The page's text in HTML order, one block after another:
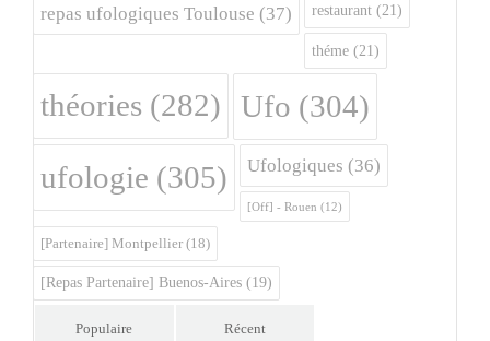
repas ufologiques Toulouse (37) restaurant (21)
théme (21)
théories (282) Ufo (304)
ufologie (305) Ufologiques (36)
[Off] - Rouen (12)
[Partenaire] Montpellier (18)
[Repas Partenaire] Buenos-Aires (19)
Populaire Récent